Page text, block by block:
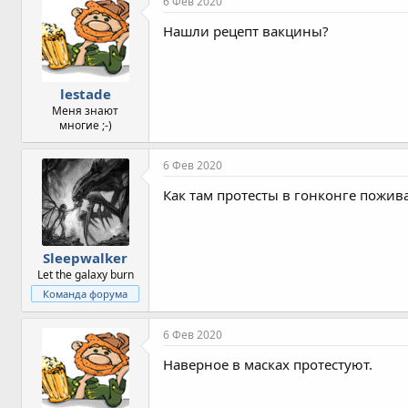
lestade
Меня знают
многие ;-)
Нашли рецепт вакцины?
Sleepwalker
Let the galaxy burn
Команда форума
6 Фев 2020
Как там протесты в гонконге
6 Фев 2020
Наверное в масках протестуют.